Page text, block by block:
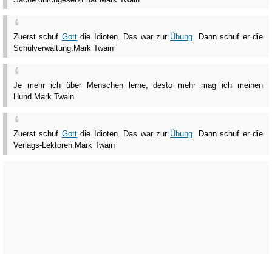
Zuerst schuf Gottdie Idioten. Das war zur Übung . Dann schuf er die
Schulverwaltung. Mark Twain
Je mehr ich über Menschen lerne, desto mehr mag ich meinen
Hund. Mark Twain
Zuerst schuf Gottdie Idioten. Das war zur Übung. Dann schuf er die
Verlags-Lektoren. Mark Twain